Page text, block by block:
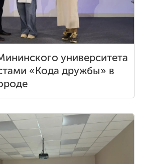
CHI
20
университета
«Кода дружбы» в